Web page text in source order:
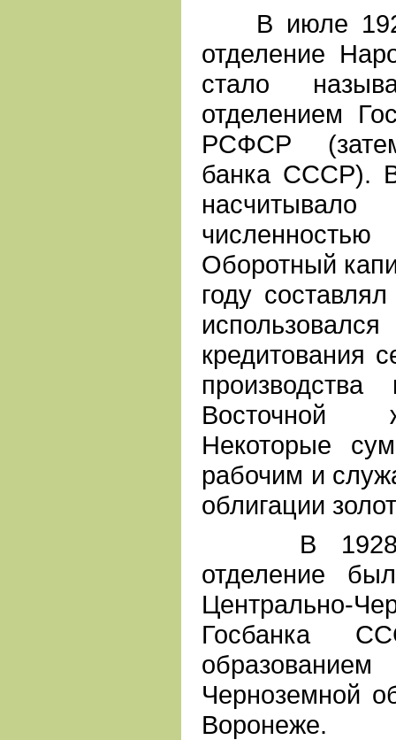
В июле 1922
отделение
стало
отделением
РСФСР (затем
банка СССР).
Оборотный
году
кредитования
Восточной
Некоторые
рабочим и
облигации
В 1928
отделение
Центрально-
Госбанка
Черноземной
Воронеже.